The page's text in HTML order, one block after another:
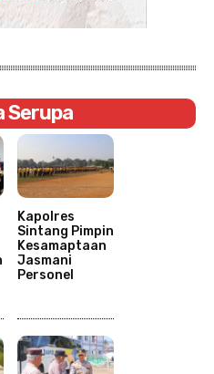
Serupa
Kapolres
Sintang Pimpin
Kesamaptaan
Jasmani
Personel